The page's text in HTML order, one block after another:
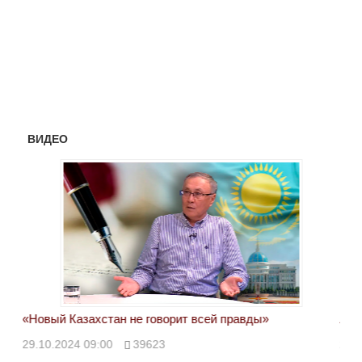
ВИДЕО
«Новый Казахстан не говорит всей правды»
29.10.2024 09:00 39623